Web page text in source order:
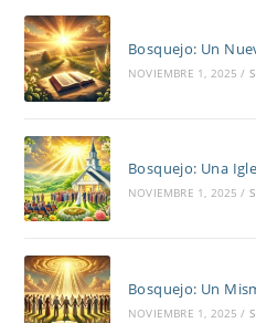
Bosquejo: Un
NOVIEMBRE 1, 2025 /
Bosquejo: Una
NOVIEMBRE 1, 2025 /
Bosquejo: Un
NOVIEMBRE 1, 2025 /